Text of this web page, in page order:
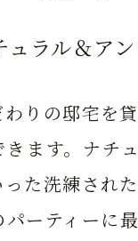
ラル＆ア
りの邸宅を
ます。ナチ
た洗練され
ーティーに